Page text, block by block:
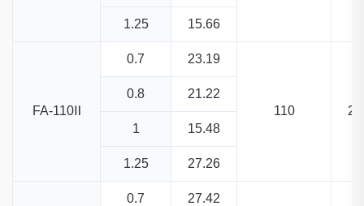
1.25 15.66
FA-110Ⅱ
0.7 23.19
110
0.8 21.22
1 15.48
1.25 27.26
0.7 27.42